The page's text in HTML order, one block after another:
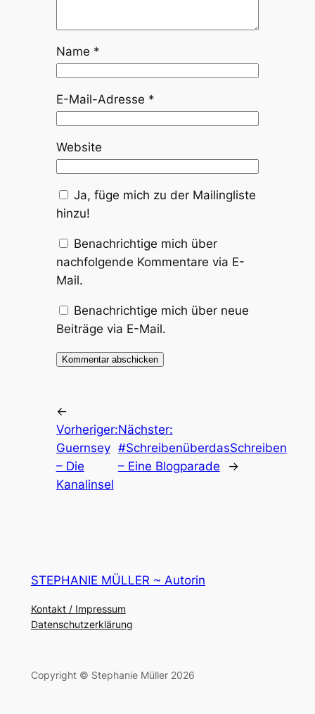
Name *
E-Mail-Adresse *
Website
Ja, füge mich zu der Mailingliste
hinzu!
Benachrichtige mich über
nachfolgende Kommentare via E-
Mail.
Benachrichtige mich über neue
Beiträge via E-Mail.
←
Vorheriger:
Guernsey
– Die
Kanalinsel
Nächster:
#SchreibenüberdasSchreiben
– Eine Blogparade
→
STEPHANIE MÜLLER ~ Autorin
Kontakt / Impressum
Datenschutzerklärung
Copyright © Stephanie Müller 2026